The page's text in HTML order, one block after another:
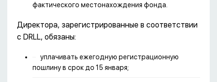
фактического местонахождения фонда.
Директора, зарегистрированные в соответствии
с DRLL, обязаны:
уплачивать ежегодную регистрационную
пошлину в срок до 15 января;